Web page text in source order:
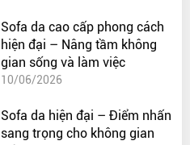
Sofa da cao cấp phong cách
hiện đại – Nâng tầm không
gian sống và làm việc
10/06/2026
Sofa da hiện đại – Điểm nhấn
sang trọng cho không gian